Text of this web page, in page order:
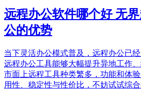
远程办公软件哪个好 无
公的优势
当下灵活办公模式普及，远程办公已
远程办公工具能够大幅提升异地工作、
市面上远程工具种类繁多，功能和体
用性、稳定性与性价比，不妨试试综